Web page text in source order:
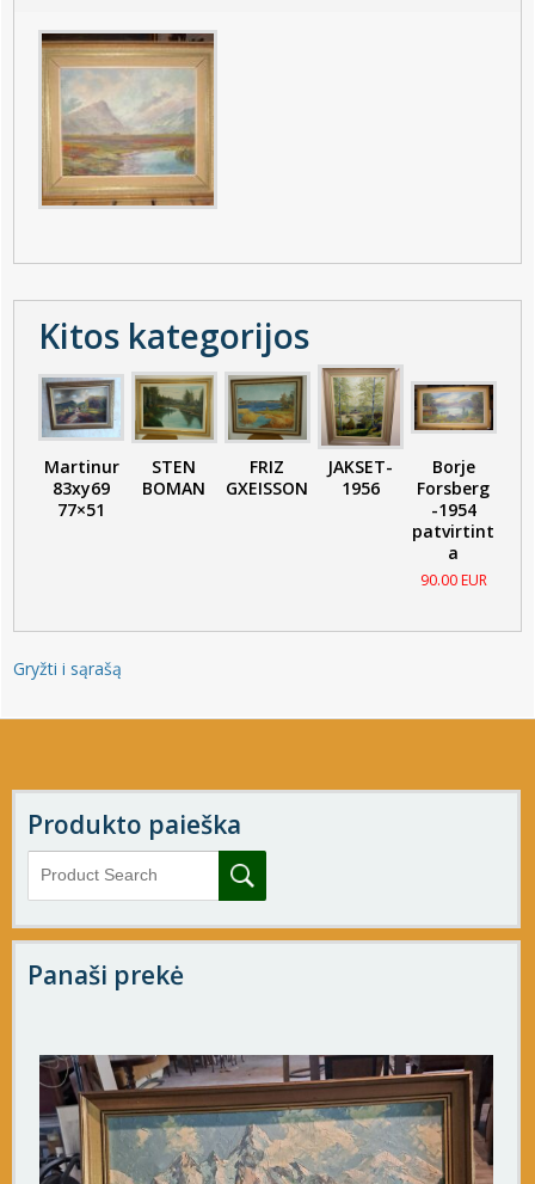
Kitos kategorijos
Martinur
83xy69
77×51
STEN
BOMAN
FRIZ
GXEISSON
JAKSET-
1956
Borje
Forsberg
-1954
patvirtint
a
90.00 EUR
Gryžti i sąrašą
Produkto paieška
Panaši prekė